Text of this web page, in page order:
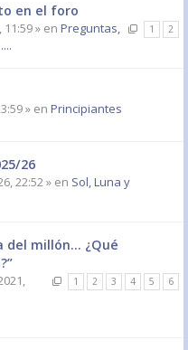
en el foro
1 2
11:59 » en Preguntas,
» en Principiantes
26
22:52 » en Sol, Luna y
del millón… ¿Qué
1 2 3 4 5 6